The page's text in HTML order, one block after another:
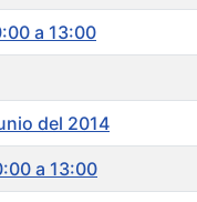
a 13:00
del 2014
a 13:00